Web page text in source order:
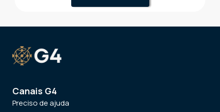
Canais G4
Preciso de ajuda